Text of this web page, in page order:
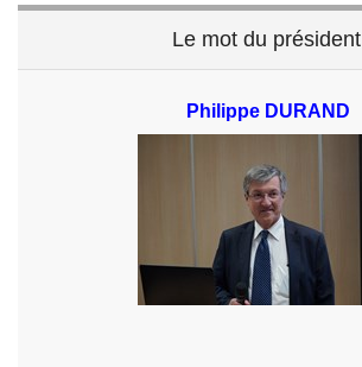
Le mot du président
Philippe DURAND